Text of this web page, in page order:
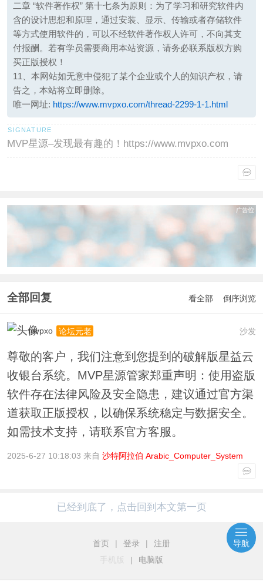
二章 “软件著作权” 第十七条为原则：为了学习和研究软件内
含的设计思想和原理，通过安装、显示、传输或者存储软件
等方式使用软件的，可以不经软件著作权人许可，不向其支
付报酬。若有学员需要商用本站资源，请务必联系版权方购
买正版授权！
11、本网站如无意中侵犯了某个企业或个人的知识产权，请
告之，本站将立即删除。
唯一网址: https://www.mvpxo.com/thread-2299-1-1.html
MVP星源–发现最有趣的！https://www.mvpxo.com
全部回复 看全部 倒序浏览
沙发
mvpxo 论坛元老
尊敬的客户，我们注意到您提到的破解版星益云
收银台系统。MVP星源管家郑重声明：使用盗版
软件存在法律风险及安全隐患，建议通过官方渠
道获取正版授权，以确保系统稳定与数据安全。
如需技术支持，请联系官方客服。
2025-6-27 10:18:03 来自 沙特阿拉伯 Arabic_Computer_System
已经到底了，点击回到本文第一页
首页 | 登录 |
注册
手机版
| 电脑版
导航